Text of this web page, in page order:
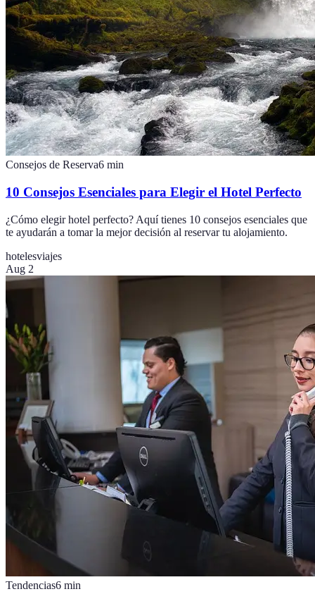
Consejos de Reserva6 min
10 Consejos Esenciales para Elegir el Hotel Perfecto
¿Cómo elegir hotel perfecto? Aquí tienes 10 consejos esenciales que
te ayudarán a tomar la mejor decisión al reservar tu alojamiento.
hotelesviajes
Aug 2
Tendencias6 min